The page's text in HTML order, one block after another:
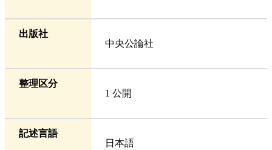
出版社
中央公論社
整理区分
1 公開
記述言語
日本語